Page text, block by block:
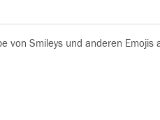
von Smileys und anderen Emojis